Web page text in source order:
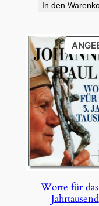
In den
Worte für
Jahrtausend